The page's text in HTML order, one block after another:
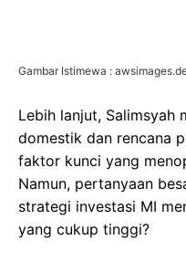
Gambar Istimewa :
Lebih lanjut, Salimsyah
domestik dan rencana
faktor kunci yang
Namun, pertanyaan
strategi investasi MI
yang cukup tinggi?